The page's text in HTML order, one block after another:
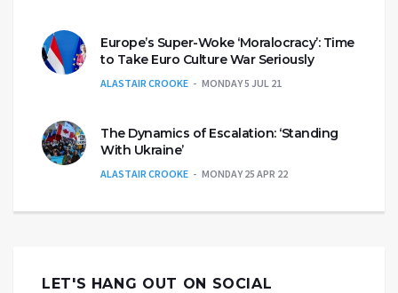
Europe’s Super-Woke ‘Moralocracy’: Time
to Take Euro Culture War Seriously
ALASTAIR CROOKE MONDAY 5 JUL 21
The Dynamics of Escalation: ‘Standing
With Ukraine’
ALASTAIR CROOKE MONDAY 25 APR 22
LET'S HANG OUT ON SOCIAL